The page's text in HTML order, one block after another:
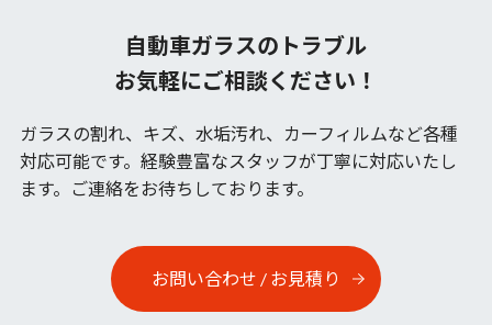
自動車ガラスのトラブル
お気軽にご相談ください！
ガラスの割れ、キズ、水垢汚れ、カーフィルムなど各種
対応可能です。 経験豊富なスタッフが丁寧に対応いたし
ます。ご連絡をお待ちしております。
お問い合わせ / お見積り